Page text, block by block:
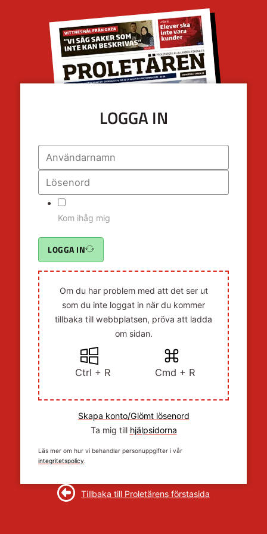
LOGGA IN
Kom ihåg mig
LOGGA IN
Om du har problem med att det ser ut
som du inte loggat in när du kommer
tillbaka till webbplatsen, pröva att ladda
om sidan.
Ctrl + R Cmd + R
Skapa konto/Glömt lösenord
Ta mig till hjälpsidorna
Läs mer om hur vi behandlar personuppgifter i vår
integritetspolicy.
Tillbaka till Proletärens förstasida